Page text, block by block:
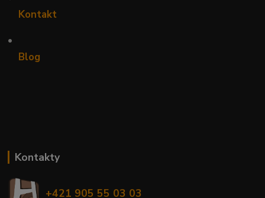
Kontakt
•
Blog
Kontakty
+421 905 55 03 03